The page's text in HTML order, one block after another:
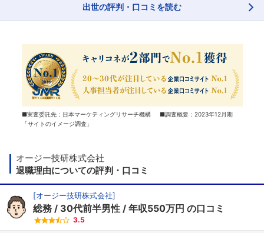
出世の評判・口コミを読む
■実査委託先：日本マーケティングリサーチ機構 ■調査概要：2023年12月期
「サイトのイメージ調査」
オージー技研株式会社
退職理由についての評判・口コミ
[オージー技研株式会社]
総務 30代前半男性 年収550万円 の口コミ
3.5